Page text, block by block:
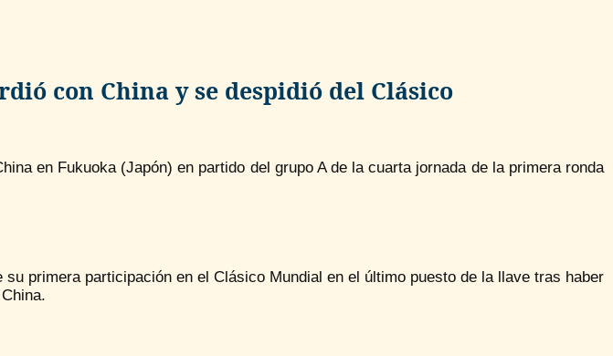
con China y se despidió del Clásico
en Fukuoka (Japón) en partido del grupo A de la cuarta jornada de la primera ronda
primera participación en el Clásico Mundial en el último puesto de la llave tras haber